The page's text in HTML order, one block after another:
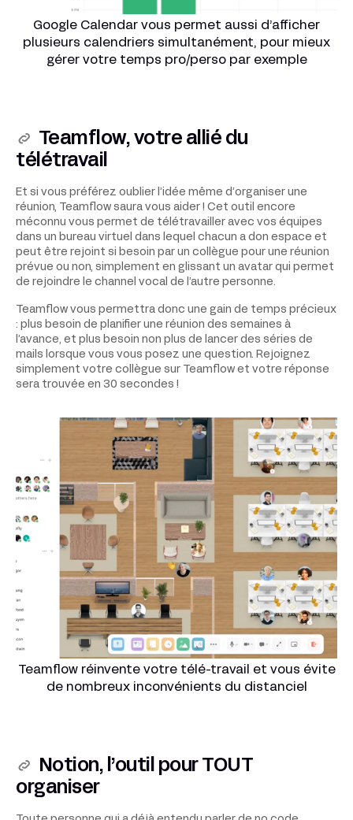
Google Calendar vous permet aussi d’afficher
plusieurs calendriers simultanément, pour mieux
gérer votre temps pro/perso par exemple
Teamflow, votre allié du
télétravail
Et si vous préférez oublier l’idée même d’organiser une
réunion, Teamflow saura vous aider ! Cet outil encore
méconnu vous permet de télétravailler avec vos équipes
dans un bureau virtuel dans lequel chacun a don espace et
peut être rejoint si besoin par un collègue pour une réunion
prévue ou non, simplement en glissant un avatar qui permet
de rejoindre le channel vocal de l’autre personne.
Teamflow vous permettra donc une gain de temps précieux
: plus besoin de planifier une réunion des semaines à
l’avance, et plus besoin non plus de lancer des séries de
mails lorsque vous vous posez une question. Rejoignez
simplement votre collègue sur Teamflow et votre réponse
sera trouvée en 30 secondes !
Teamflow réinvente votre télé-travail et vous évite
de nombreux inconvénients du distanciel
Notion, l’outil pour TOUT
organiser